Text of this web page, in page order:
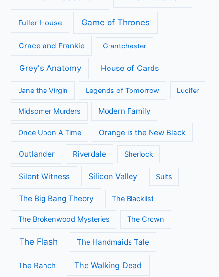
Fuller House Game of Thrones
Grace and Frankie Grantchester
Grey's Anatomy House of Cards
Jane the Virgin Legends of Tomorrow Lucifer
Midsomer Murders Modern Family
Once Upon A Time Orange is the New Black
Outlander Riverdale Sherlock
Silent Witness Silicon Valley Suits
The Big Bang Theory The Blacklist
The Brokenwood Mysteries The Crown
The Flash The Handmaids Tale
The Ranch The Walking Dead